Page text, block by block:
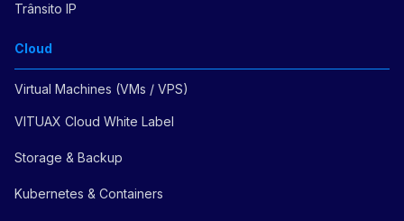
Trânsito IP
Cloud
Virtual Machines (VMs / VPS)
VITUAX Cloud White Label
Storage & Backup
Kubernetes & Containers